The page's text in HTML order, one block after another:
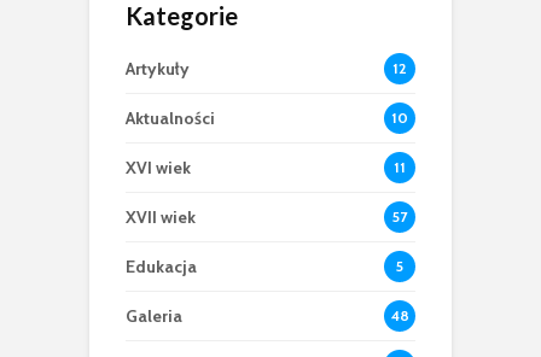
Kategorie
Artykuły 12
Aktualności 10
XVI wiek 11
XVII wiek 57
Edukacja 5
Galeria 48